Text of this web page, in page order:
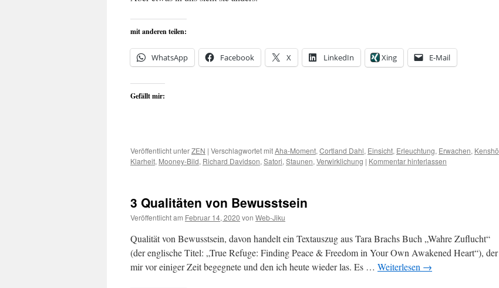
mit anderen teilen:
WhatsApp Facebook X LinkedIn Xing E-Mail
Gefällt mir:
Veröffentlicht unterZEN | Verschlagwortet mitAha-Moment, Cortland Dahl, Einsicht, Erleuchtung, Erwachen, Kenshō
Klarheit, Mooney-Bild, Richard Davidson, Satori, Staunen, Verwirklichung | Kommentar hinterlassen
3 Qualitäten von Bewusstsein
Veröffentlicht am Februar 14, 2020 von Web-Jiku
Qualität von Bewusstsein, davon handelt ein Textauszug aus Tara Brachs Buch „Wahre Zuflucht“
(der englische Titel: „True Refuge: Finding Peace & Freedom in Your Own Awakened Heart“), der
mir vor einiger Zeit begegnete und den ich heute wieder las. Es … Weiterlesen →